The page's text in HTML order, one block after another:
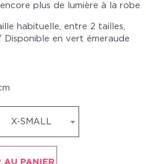
plus de lumière à la robe
habituelle, entre 2 tailles,
en vert émeraude
X-SMALL
AU PANIER